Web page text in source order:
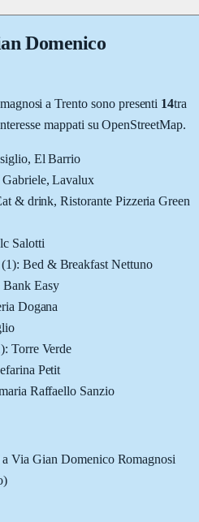
Domenico
aTrento sono presenti 14tra
mappati su OpenStreetMap.
El Barrio
Gabriele, Lavalux
& drink, Ristorante Pizzeria Green
Salotti
(1): Bed & Breakfast Nettuno
Bank Easy
Dogana
): Torre Verde
Petit
Raffaello Sanzio
aVia Gian Domenico Romagnosi